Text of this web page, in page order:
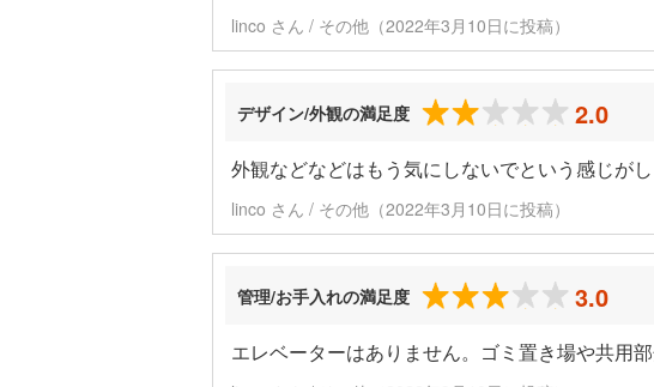
linco さん / その他（2022年3月10日に投稿）
デザイン/外観の満足度 2.0
外観などなどはもう気にしないでという感じが
linco さん / その他（2022年3月10日に投稿）
管理/お手入れの満足度 3.0
エレベーターはありません。ゴミ置き場や共用